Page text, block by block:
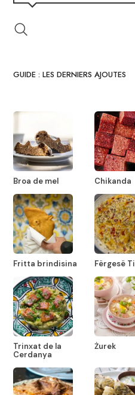
GUIDE : LES DERNIERS AJOUTES
Broa de mel Chikanda
Fritta brindisina Fërgesë
Trinxat de la
Cerdanya
Żurek